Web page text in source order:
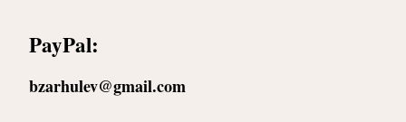
PayPal:
bzarhulev@gmail.com